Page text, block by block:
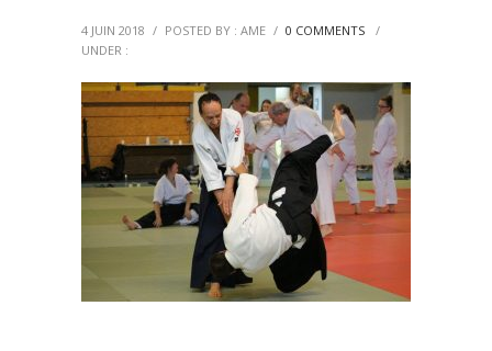
4 JUIN 2018 / POSTED BY : AME / 0 COMMENTS
/
UNDER :